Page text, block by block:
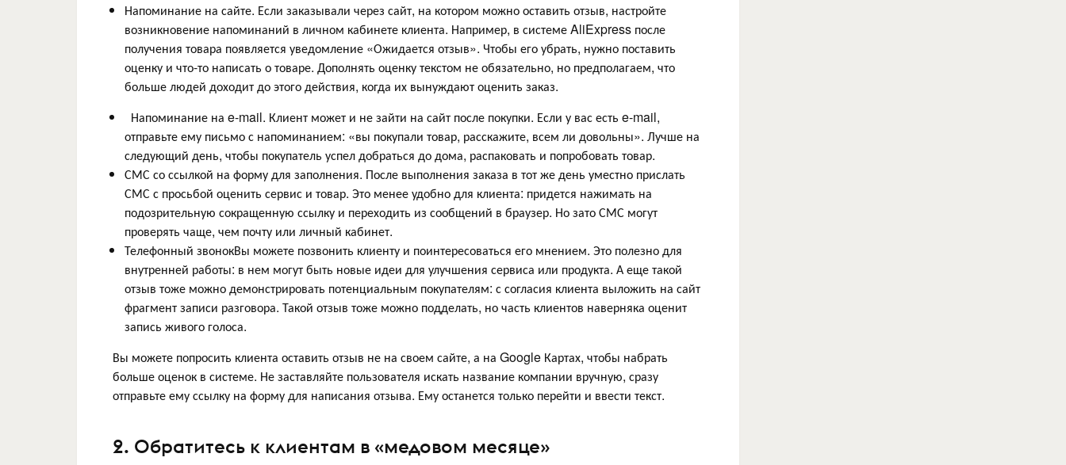
Напоминание на сайте. Если заказывали через сайт, на котором можно оставить отзыв, настройте
возникновение напоминаний в личном кабинете клиента. Например, в системе AliExpress после
получения товара появляется уведомление «Ожидается отзыв». Чтобы его убрать, нужно поставить
оценку и что-то написать о товаре. Дополнять оценку текстом не обязательно, но предполагаем, что
больше людей доходит до этого действия, когда их вынуждают оценить заказ.
Напоминание на e-mail. Клиент может и не зайти на сайт после покупки. Если у вас есть e-mail,
отправьте ему письмо с напоминанием: «вы покупали товар, расскажите, всем ли довольны». Лучше на
следующий день, чтобы покупатель успел добраться до дома, распаковать и попробовать товар.
СМС со ссылкой на форму для заполнения. После выполнения заказа в тот же день уместно прислать
СМС с просьбой оценить сервис и товар. Это менее удобно для клиента: придется нажимать на
подозрительную сокращенную ссылку и переходить из сообщений в браузер. Но зато СМС могут
проверять чаще, чем почту или личный кабинет.
Телефонный звонокВы можете позвонить клиенту и поинтересоваться его мнением. Это полезно для
внутренней работы: в нем могут быть новые идеи для улучшения сервиса или продукта. А еще такой
отзыв тоже можно демонстрировать потенциальным покупателям: с согласия клиента выложить на сайт
фрагмент записи разговора. Такой отзыв тоже можно подделать, но часть клиентов наверняка оценит
запись живого голоса.
Вы можете попросить клиента оставить отзыв не на своем сайте, а на Google Картах, чтобы набрать
больше оценок в системе. Не заставляйте пользователя искать название компании вручную, сразу
отправьте ему ссылку на форму для написания отзыва. Ему останется только перейти и ввести текст.
2. Обратитесь к клиентам в «медовом месяце»